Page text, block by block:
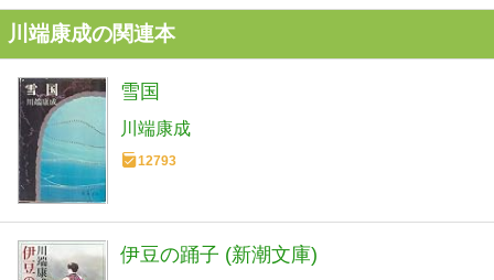
川端康成の関連本
雪国
川端康成
12793
伊豆の踊子 (新潮文庫)